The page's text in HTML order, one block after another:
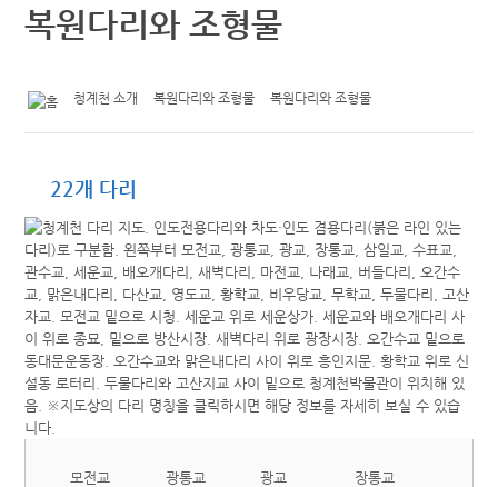
복원다리와 조형물
청계천 소개 복원다리와 조형물 복원다리와 조형물
22개 다리
모전교 광통교 광교
장통교